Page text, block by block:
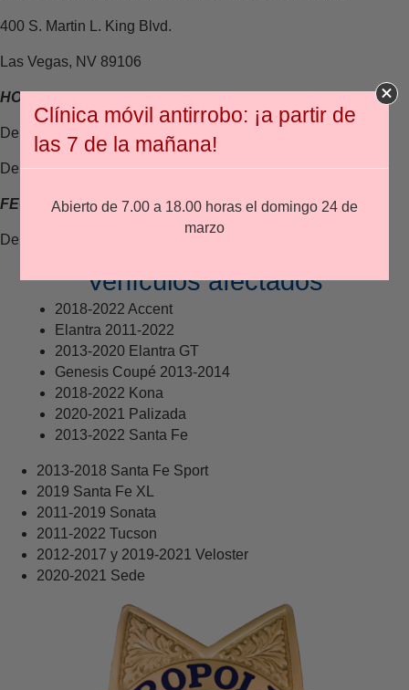
400 S. Martin L. King Blvd.
Las Vegas, NV 89106
HORARIO:
De 8:00 a 18:00 (viernes y sábado)
De 7:00 a 18:00 (domingo)
FECHAS:
Del 22 al 24 de marzo
Vehículos afectados
2018-2022 Accent
Elantra 2011-2022
2013-2020 Elantra GT
Genesis Coupé 2013-2014
2018-2022 Kona
2020-2021 Palizada
2013-2022 Santa Fe
2013-2018 Santa Fe Sport
2019 Santa Fe XL
2011-2019 Sonata
2011-2022 Tucson
2012-2017 y 2019-2021 Veloster
2020-2021 Sede
Clínica móvil antirrobo: ¡a partir de
las 7 de la mañana!
Abierto de 7.00 a 18.00 horas el domingo 24 de
marzo